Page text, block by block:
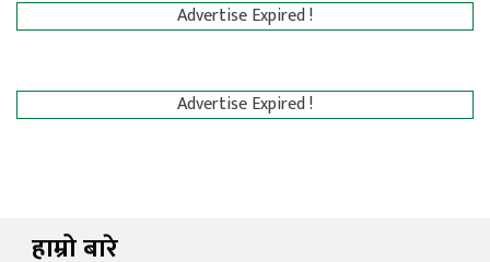
Advertise Expired !
Advertise Expired !
हाम्रो बारे